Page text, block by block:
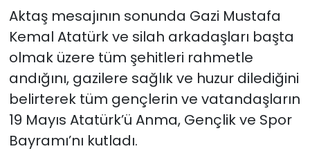
Aktaş mesajının sonunda Gazi Mustafa
Kemal Atatürk ve silah arkadaşları başta
olmak üzere tüm şehitleri rahmetle
andığını, gazilere sağlık ve huzur dilediğini
belirterek tüm gençlerin ve vatandaşların
19 Mayıs Atatürk’ü Anma, Gençlik ve Spor
Bayramı’nı kutladı.